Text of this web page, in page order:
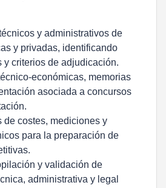
y administrativos de
y privadas, identificando
y criterios de adjudicación.
económicas, memorias
asociada a concursos
de costes, mediciones y
para la preparación de
y validación de
administrativa y legal